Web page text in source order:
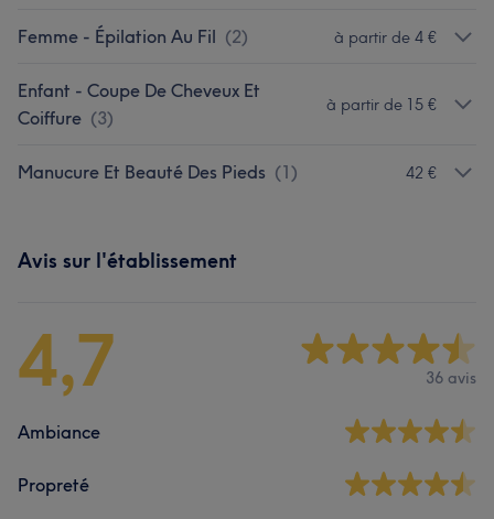
Femme - Épilation Au Fil (2) à partir de 4 €
Enfant - Coupe De Cheveux Et
Coiffure (3)
à partir de 15 €
Manucure Et Beauté Des Pieds (1) 42 €
Avis sur l'établissement
4,7 36 avis
Ambiance
Propreté